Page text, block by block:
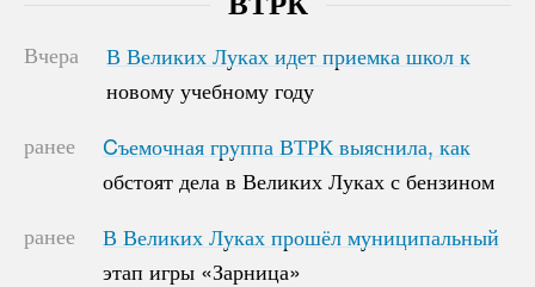
Вчера
В Великих Луках идет приемка школ к
новому учебному году
В Великих Луках идет приемка школ к
новому учебному году
ранее
Cъемочная группа ВТРК выяснила, как
обстоят дела в Великих Луках с бензином
Cъемочная группа ВТРК выяснила, как
обстоят дела в Великих Луках с бензином
ранее
В Великих Луках прошёл муниципальный
этап игры «Зарница»
В Великих Луках прошёл муниципальный
этап игры «Зарница»